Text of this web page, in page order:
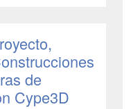
de
Cype3D